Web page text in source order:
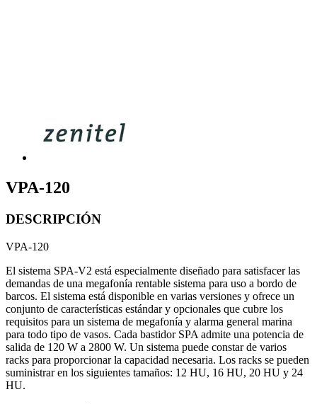
VPA-120
DESCRIPCIÓN
VPA-120
El sistema SPA-V2 está especialmente diseñado para satisfacer las
demandas de una megafonía rentable sistema para uso a bordo de
barcos. El sistema está disponible en varias versiones y ofrece un
conjunto de características estándar y opcionales que cubre los
requisitos para un sistema de megafonía y alarma general marina
para todo tipo de vasos. Cada bastidor SPA admite una potencia de
salida de 120 W a 2800 W. Un sistema puede constar de varios
racks para proporcionar la capacidad necesaria. Los racks se pueden
suministrar en los siguientes tamaños: 12 HU, 16 HU, 20 HU y 24
HU.